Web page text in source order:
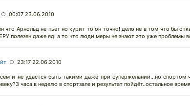
○ 00:07 23.06.2010
что Арнольд не пьет но курит то он точно! дело не в том что бы
полезен даже яд! а то что люди меры не знают это уже проблемы
○ 23:17 22.06.2010
и не удастся быть такими даже при супержелании...но
часа в неделю в спортзале и результат пойдёт..остальное